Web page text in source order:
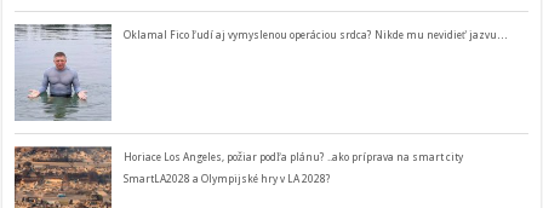
Oklamal Fico ľudí aj vymyslenou operáciou srdca? Nikde mu nevidieť jazvu…
Horiace Los Angeles, požiar podľa plánu? ..ako príprava na smart city
SmartLA2028 a Olympijské hry v LA 2028?